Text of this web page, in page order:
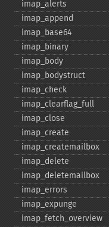
imap_​alerts
imap_​append
imap_​base64
imap_​binary
imap_​body
imap_​bodystruct
imap_​check
imap_​clearflag_​full
imap_​close
imap_​create
imap_​createmailbox
imap_​delete
imap_​deletemailbox
imap_​errors
imap_​expunge
imap_​fetch_​overview